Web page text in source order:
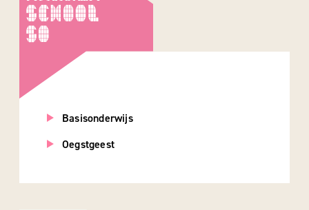
Basisonderwijs
Oegstgeest